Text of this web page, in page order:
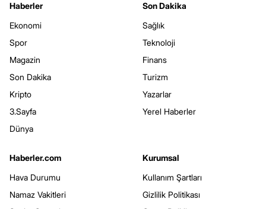
Haberler
Ekonomi
Spor
Magazin
Son Dakika
Kripto
3.Sayfa
Dünya
Son Dakika
Sağlık
Teknoloji
Finans
Turizm
Yazarlar
Yerel Haberler
Haberler.com
Hava Durumu
Namaz Vakitleri
Kurumsal
Kullanım Şartları
Gizlilik Politikası